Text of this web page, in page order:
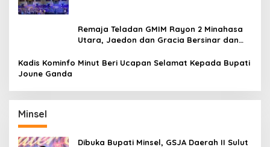
Remaja Teladan GMIM Rayon 2 Minahasa
Utara, Jaedon dan Gracia Bersinar dan
Kadis Kominfo Minut Beri Ucapan Selamat Kepada Bupati
Joune Ganda
Minsel
Dibuka Bupati Minsel, GSJA Daerah II Sulut